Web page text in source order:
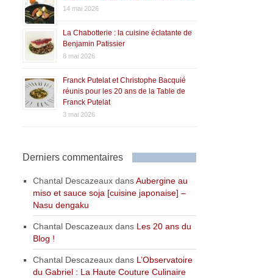
14 mai 2026
La Chabotterie : la cuisine éclatante de
Benjamin Patissier
8 mai 2026
Franck Putelat et Christophe Bacquié
réunis pour les 20 ans de la Table de
Franck Putelat
3 mai 2026
Derniers commentaires
Chantal Descazeaux dansAubergine au
miso et sauce soja [cuisine japonaise] –
Nasu dengaku
Chantal Descazeaux dans Les 20 ans du
Blog !
Chantal Descazeaux dans L’Observatoire
du Gabriel : La Haute Couture Culinaire